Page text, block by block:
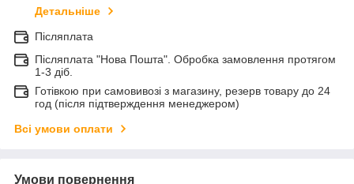
Детальніше
Післяплата
Післяплата "Нова Пошта". Обробка замовлення протягом
1-3 діб.
Готівкою при самовивозі з магазину, резерв товару до 24
год (після підтверждення менеджером)
Всі умови оплати
Умови повернення